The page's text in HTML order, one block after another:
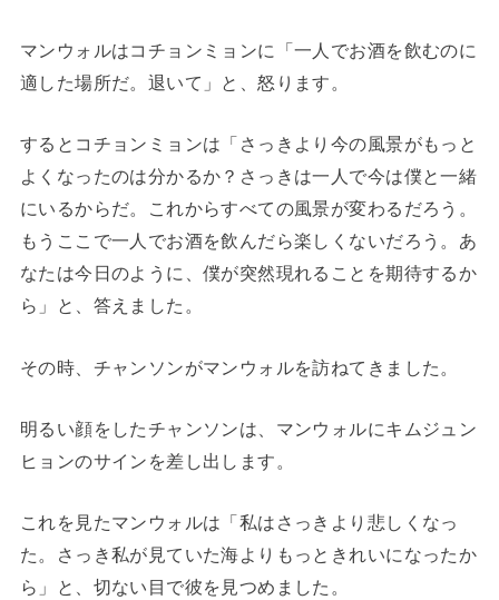
マンウォルはコチョンミョンに「一人でお酒を飲むのに
適した場所だ。退いて」と、怒ります。
するとコチョンミョンは「さっきより今の風景がもっと
よくなったのは分かるか？さっきは一人で今は僕と一緒
にいるからだ。これからすべての風景が変わるだろう。
もうここで一人でお酒を飲んだら楽しくないだろう。あ
なたは今日のように、僕が突然現れることを期待するか
ら」と、答えました。
その時、チャンソンがマンウォルを訪ねてきました。
明るい顔をしたチャンソンは、マンウォルにキムジュン
ヒョンのサインを差し出します。
これを見たマンウォルは「私はさっきより悲しくなっ
た。さっき私が見ていた海よりもっときれいになったか
ら」と、切ない目で彼を見つめました。